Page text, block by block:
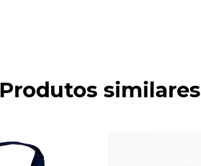
Produtos similares